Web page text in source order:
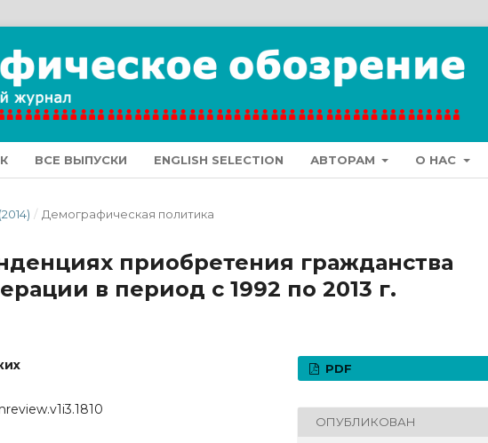
ВСЕ ВЫПУСКИ ENGLISH SELECTION АВТОРАМ О НАС
/ Демографическая политика
приобретения гражданства
в период с 1992 по 2013 г.
PDF
ОПУБЛИКОВАН